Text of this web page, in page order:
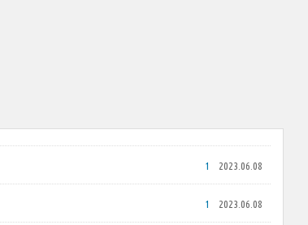
2023.06.08
1
2023.06.08
1